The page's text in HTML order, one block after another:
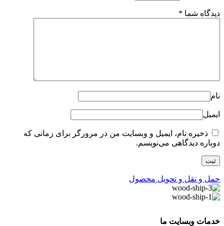
دیدگاه شما *
نام
ایمیل
ذخیره نام، ایمیل و وبسایت من در مرورگر برای زمانی که
دوباره دیدگاهی می‌نویسم.
حمل و نقل و تحویل محصول
خدمات وبسایت ما